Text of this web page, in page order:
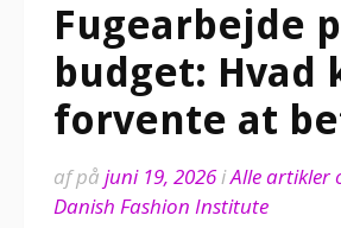
Fugearbejde
budget: Hvad
forvente at
afpå juni 19, 2026iAlle artikler
Danish Fashion Institute